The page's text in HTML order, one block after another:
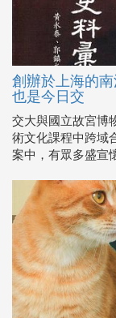
創辦於上海的
也是今日交
交大與國立故宮博
術文化課程中跨域
案中，有眾多盛宣